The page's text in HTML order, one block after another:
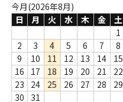
コンディション
Privacy Policy
特定商取引法に基づく表示
Contact
今月(2026年8月)
日
月 火 水 木 金
土
1
2
3 4 5 6 7
8
9
10 11 12 13 14
15
16
17 18 19 20 21
22
23
24 25 26 27 28
29
30
31